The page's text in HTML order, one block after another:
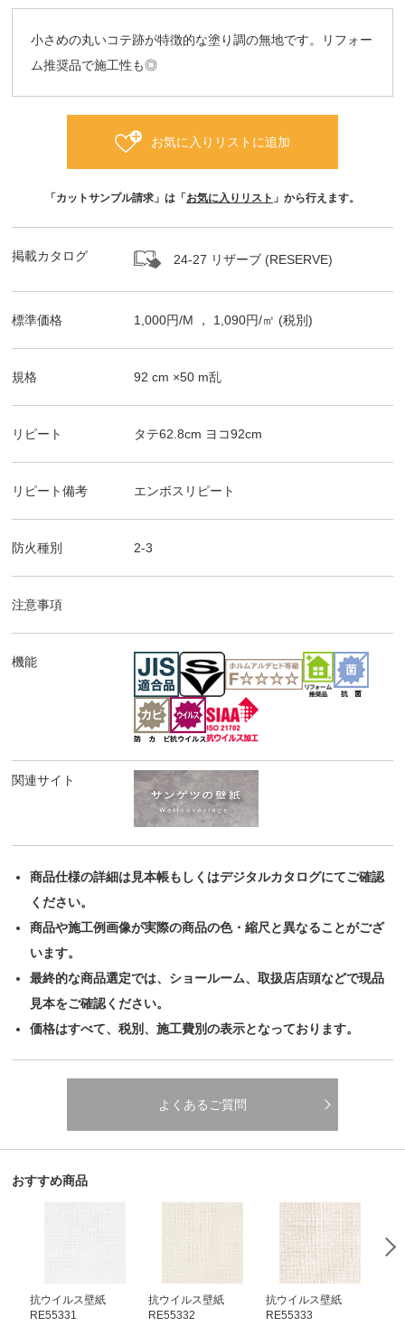
小さめの丸いコテ跡が特徴的な塗り調の無地です。リフォー
ム推奨品で施工性も◎
お気に入りリストに追加
「カットサンプル請求」は「 お気に入りリスト 」から行えます。
掲載カタログ 24-27 リザーブ (RESERVE)
標準価格 1,000円/M ， 1,090円/㎡ (税別)
規格 92 cm ×50 m乱
リピート タテ62.8cm ヨコ92cm
リピート備考 エンボスリピート
防火種別 2-3
注意事項
機能
関連サイト
商品仕様の詳細は見本帳もしくはデジタルカタログにてご確認
ください。
商品や施工例画像が実際の商品の色・縮尺と異なることがござ
います。
最終的な商品選定では、ショールーム、取扱店店頭などで現品
見本をご確認ください。
価格はすべて、税別、施工費別の表示となっております。
よくあるご質問
おすすめ商品
抗ウイルス壁紙
RE55331
抗ウイルス壁紙
RE55332
抗ウイルス壁紙
RE55333